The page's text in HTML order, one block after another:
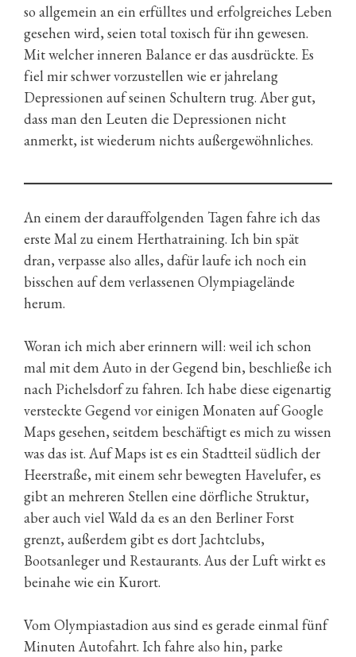
so allgemein an ein erfülltes und erfolgreiches Leben
gesehen wird, seien total toxisch für ihn gewesen.
Mit welcher inneren Balance er das ausdrückte. Es
fiel mir schwer vorzustellen wie er jahrelang
Depressionen auf seinen Schultern trug. Aber gut,
dass man den Leuten die Depressionen nicht
anmerkt, ist wiederum nichts außergewöhnliches.
An einem der darauffolgenden Tagen fahre ich das
erste Mal zu einem Herthatraining. Ich bin spät
dran, verpasse also alles, dafür laufe ich noch ein
bisschen auf dem verlassenen Olympiagelände
herum.
Woran ich mich aber erinnern will: weil ich schon
mal mit dem Auto in der Gegend bin, beschließe ich
nach Pichelsdorf zu fahren. Ich habe diese eigenartig
versteckte Gegend vor einigen Monaten auf Google
Maps gesehen, seitdem beschäftigt es mich zu wissen
was das ist. Auf Maps ist es ein Stadtteil südlich der
Heerstraße, mit einem sehr bewegten Havelufer, es
gibt an mehreren Stellen eine dörfliche Struktur,
aber auch viel Wald da es an den Berliner Forst
grenzt, außerdem gibt es dort Jachtclubs,
Bootsanleger und Restaurants. Aus der Luft wirkt es
beinahe wie ein Kurort.
Vom Olympiastadion aus sind es gerade einmal fünf
Minuten Autofahrt. Ich fahre also hin, parke